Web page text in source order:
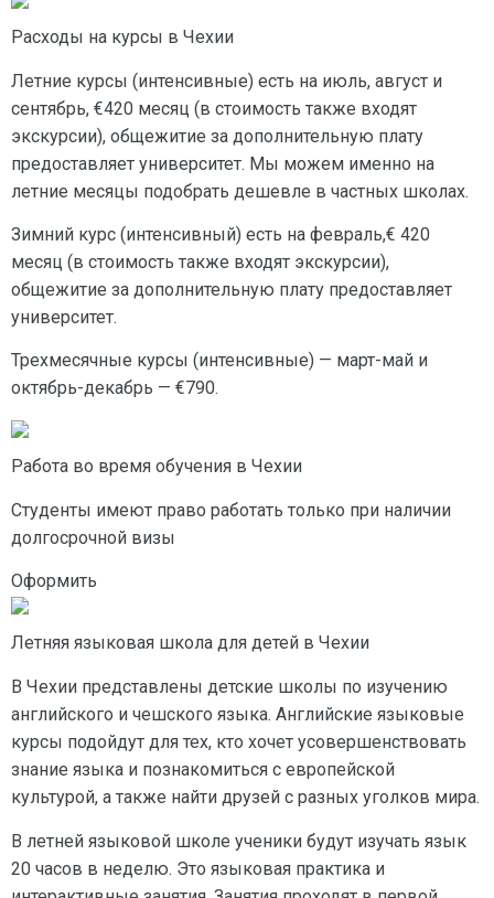
Расходы на курсы в Чехии
Летние курсы (интенсивные) есть на июль, август и
сентябрь, €420 месяц (в стоимость также входят
экскурсии), общежитие за дополнительную плату
предоставляет университет. Мы можем именно на
летние месяцы подобрать дешевле в частных школах.
Зимний курс (интенсивный) есть на февраль,€ 420
месяц (в стоимость также входят экскурсии),
общежитие за дополнительную плату предоставляет
университет.
Трехмесячные курсы (интенсивные) — март-май и
октябрь-декабрь — €790.
Работа во время обучения в Чехии
Студенты имеют право работать только при наличии
долгосрочной визы
Оформить
Летняя языковая школа для детей в Чехии
В Чехии представлены детские школы по изучению
английского и чешского языка. Английские языковые
курсы подойдут для тех, кто хочет усовершенствовать
знание языка и познакомиться с европейской
культурой, а также найти друзей с разных уголков мира.
В летней языковой школе ученики будут изучать язык
20 часов в неделю. Это языковая практика и